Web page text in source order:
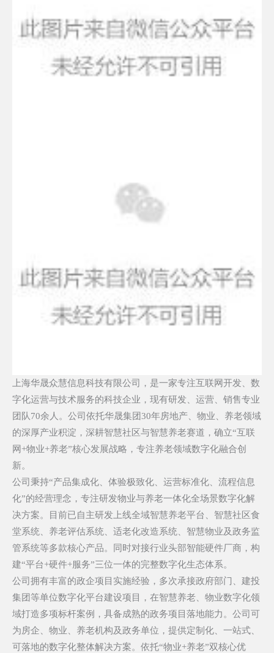
上海华晟众慧信息科技有限公司，是一家专注互联网开发、数
字化运营与技术服务的科技企业，现有研发、运营、销售专业
团队70余人。公司依托华晟集团30年房地产、物业、养老领域
的深厚产业积淀，深耕智慧社区与智慧养老赛道，确立“互联
网+物业+养老”核心发展战略，专注养老领域数字化融合创
新。
公司秉持“产品集成化、体验极致化、运营标准化、流程信息
化”的经营理念，专注研发物业与养老一体化全场景数字化解
决方案。目前已自主研发上线全域智慧养老平台、智慧社区食
堂系统、养老评估系统、适老化改造系统、智慧物业及政务监
管系统等多款核心产品。同时对接行业头部智能硬件厂商，构
建“平台+硬件+服务”三位一体的完整数字化生态体系。
公司拥有丰富的政企项目实施经验，多次承接政府部门、建投
集团等单位数字化平台建设项目，在智慧养老、物业数字化领
域打造多项标杆案例，具备成熟的政务项目落地能力。公司可
为房企、物业、养老机构及政务单位，提供定制化、一站式、
可落地的数字化整体解决方案。依托“物业+养老”双核心优